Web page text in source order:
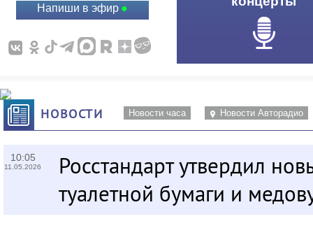
Напиши в эфир
НОВОСТИ Новости часа Новости Авторадио
10:05
11.05.2026
Росстандарт утвердил
туалетной бумаги и